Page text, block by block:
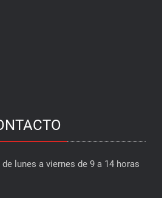
lunes a viernes de 9 a 14 horas